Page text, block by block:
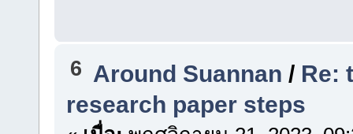
6 Around Suannan / Re:
research paper steps